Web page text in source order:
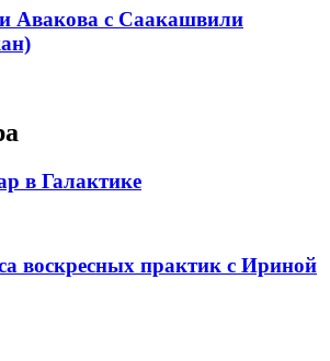
Авакова с Саакашвили
в Галактике
воскресных практик с Ириной